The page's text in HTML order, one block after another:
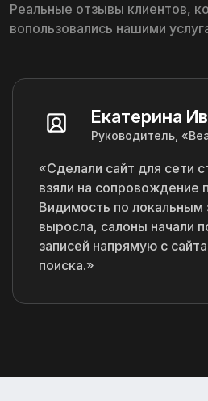
Реальные отзывы клиентов,
вопользовались нашими
Екатерина
Руководитель,
«Сделали сайт для сети
взяли на сопровождение
Видимость по локальным
выросла, салоны начали
записей напрямую с
поиска.»